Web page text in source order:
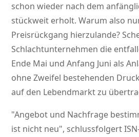
schon wieder nach dem
stückweit erholt. Warum also
Preisrückgang hierzulande?
Schlachtunternehmen die
Ende Mai und Anfang Juni als
ohne Zweifel bestehenden
auf den Lebendmarkt zu
Angebot und Nachfrage
ist nicht neu , schlussfolgert